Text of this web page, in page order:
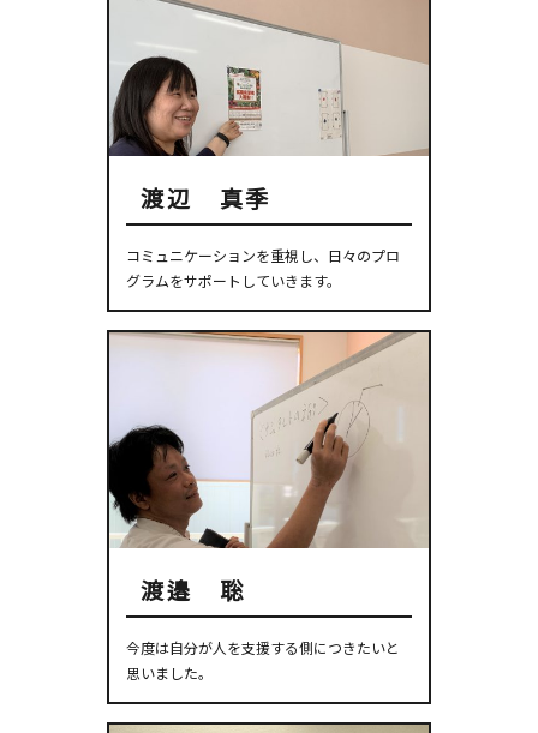
渡辺 真季
コミュニケーションを重視し、日々のプロ
グラムをサポートしていきます。
渡邉 聡
今度は自分が人を支援する側につきたいと
思いました。